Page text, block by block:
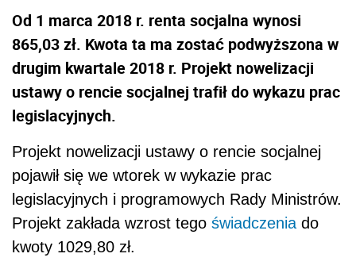
Od 1 marca 2018 r. renta socjalna wynosi
865,03 zł. Kwota ta ma zostać podwyższona w
drugim kwartale 2018 r. Projekt nowelizacji
ustawy o rencie socjalnej trafił do wykazu prac
legislacyjnych.
Projekt nowelizacji ustawy o rencie socjalnej
pojawił się we wtorek w wykazie prac
legislacyjnych i programowych Rady Ministrów.
Projekt zakłada wzrost tego świadczenia do
kwoty 1029,80 zł.